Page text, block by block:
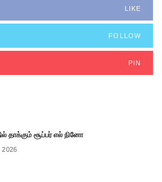
LIKE
FOLLOW
PIN
தாக்கும் சூப்பர் எல் நினோ
2026